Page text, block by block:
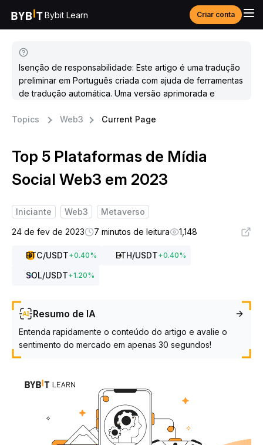
Bybit Learn Criar conta
Isenção de responsabilidade: Este artigo é uma tradução
preliminar em Português criada com ajuda de ferramentas
de tradução automática. Uma versão aprimorada e
Topics
Web3 Current Page
Top 5 Plataformas de Mídia
Social Web3 em 2023
Iniciante Web3
Metaverso
24 de fev de 2023
7 minutos de leitura 1,148
BTC/USDT+0.40% ETH/USDT+0.40%
SOL/USDT+1.20%
Resumo de IA
Entenda rapidamente o conteúdo do artigo e avalie o
sentimento do mercado em apenas 30 segundos!